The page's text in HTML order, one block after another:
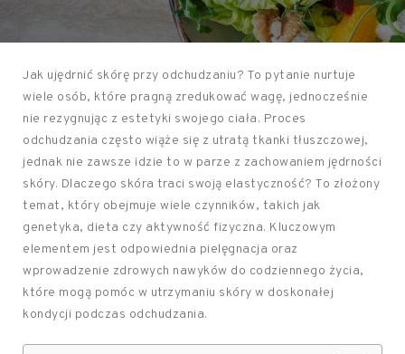
Jak ujędrnić skórę przy odchudzaniu? To pytanie nurtuje
wiele osób, które pragną zredukować wagę, jednocześnie
nie rezygnując z estetyki swojego ciała. Proces
odchudzania często wiąże się z utratą tkanki tłuszczowej,
jednak nie zawsze idzie to w parze z zachowaniem jędrności
skóry. Dlaczego skóra traci swoją elastyczność? To złożony
temat, który obejmuje wiele czynników, takich jak
genetyka, dieta czy aktywność fizyczna. Kluczowym
elementem jest odpowiednia pielęgnacja oraz
wprowadzenie zdrowych nawyków do codziennego życia,
które mogą pomóc w utrzymaniu skóry w doskonałej
kondycji podczas odchudzania.